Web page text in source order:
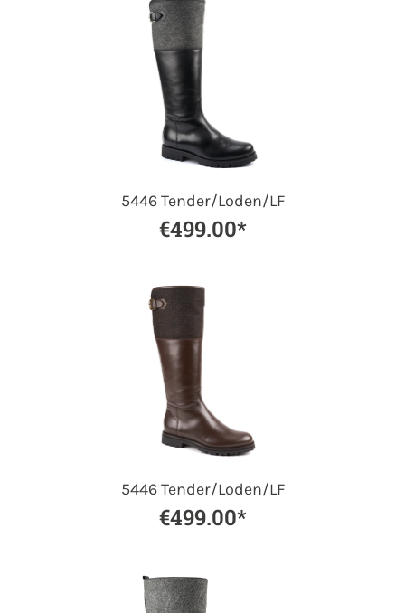
5446 Tender/Loden/LF
€499.00*
5446 Tender/Loden/LF
€499.00*